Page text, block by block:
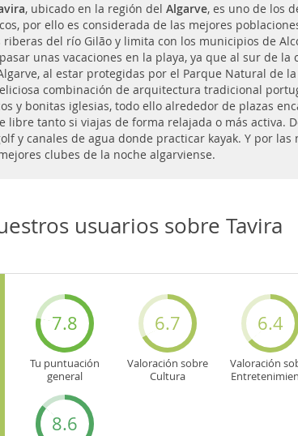
, ubicado en la región del Algarve, es uno de los
por ello es considerada de las mejores
del río Gilão y limita con los municipios de
unas vacaciones en la playa, ya que al sur de
al estar protegidas por el Parque Natural de la
combinación de arquitectura tradicional
y bonitas iglesias, todo ello alrededor de plazas
libre tanto si viajas de forma relajada o más
y canales de agua donde practicar kayak. Y por
clubes de la noche algarviense.
usuarios sobre Tavira
7.8
Tu puntuación
general
6.7
Valoración sobre
Cultura
6.4
Valoración
8.6